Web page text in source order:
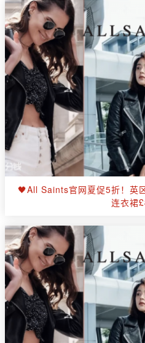
🖤All Saints官网夏促5折！英
连衣裙